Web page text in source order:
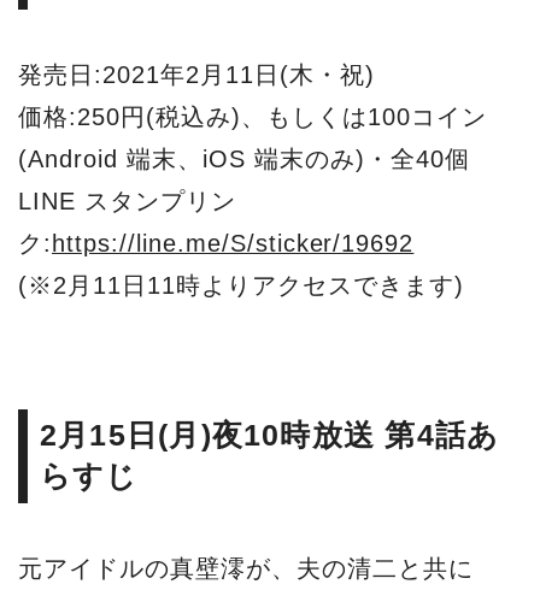
発売日:2021年2月11日(木・祝)
価格:250円(税込み)、もしくは100コイン
(Android 端末、iOS 端末のみ)・全40個
LINE スタンプリン
ク:https://line.me/S/sticker/19692
(※2月11日11時よりアクセスできます)
2月15日(月)夜10時放送 第4話あ
らすじ
元アイドルの真壁澪が、夫の清二と共に